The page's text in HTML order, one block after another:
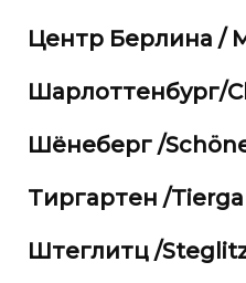
Центр Берлина /
Шарлоттенбург/
Шёнеберг /
Тиргартен /
Штеглитц /